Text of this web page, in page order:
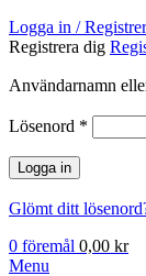
Logga in /
Registrera dig
Användarnamn
Lösenord *
Logga in
Glömt ditt
0 föremål 0,00 kr
Menu